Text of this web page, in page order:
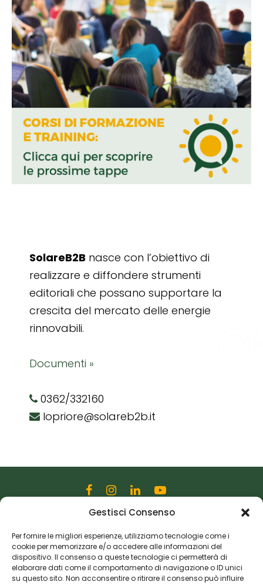
Gestisci Consenso
Per fornire le migliori esperienze, utilizziamo tecnologie come i
cookie per memorizzare e/o accedere alle informazioni del
dispositivo. Il consenso a queste tecnologie ci permetterà di
elaborare dati come il comportamento di navigazione o ID unici
su questo sito. Non acconsentire o ritirare il consenso può influire
SolareB2B nasce con l’obiettivo di
realizzare e diffondere strumenti
editoriali che possano supportare la
crescita del mercato delle energie
rinnovabili.
Documenti »
0362/332160
lopriore@solareb2b.it
Via Martiri della Libertà, 28
20833 Giussano (MB)
P.I. 06982770965